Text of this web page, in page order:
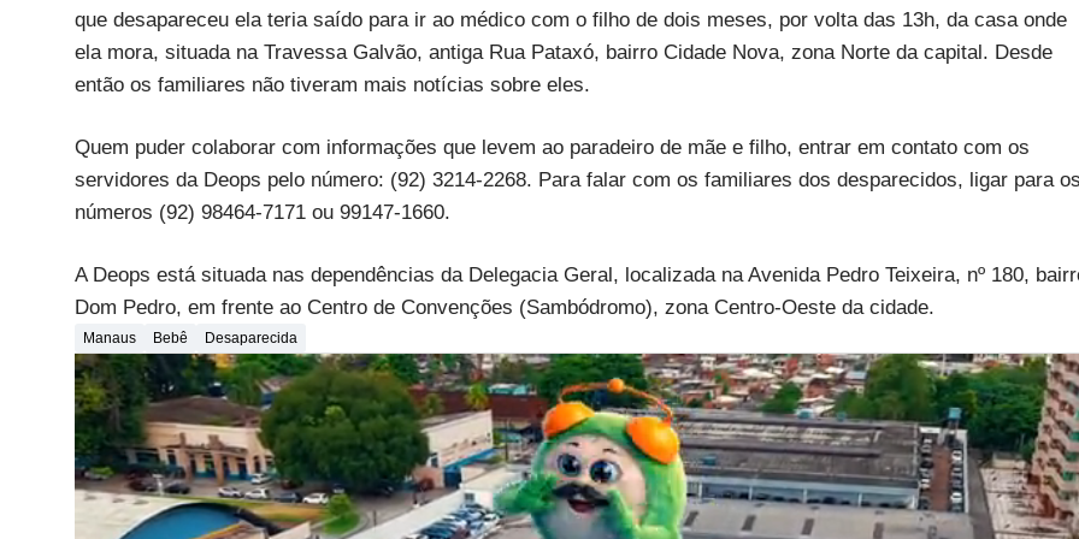
que desapareceu ela teria saído para ir ao médico com o filho de dois meses, por volta das 13h, da casa onde
ela mora, situada na Travessa Galvão, antiga Rua Pataxó, bairro Cidade Nova, zona Norte da capital. Desde
então os familiares não tiveram mais notícias sobre eles.
Quem puder colaborar com informações que levem ao paradeiro de mãe e filho, entrar em contato com os
servidores da Deops pelo número: (92) 3214-2268. Para falar com os familiares dos desparecidos, ligar para
números (92) 98464-7171 ou 99147-1660.
A Deops está situada nas dependências da Delegacia Geral, localizada na Avenida Pedro Teixeira, nº 180,
Dom Pedro, em frente ao Centro de Convenções (Sambódromo), zona Centro-Oeste da cidade.
Manaus Bebê Desaparecida